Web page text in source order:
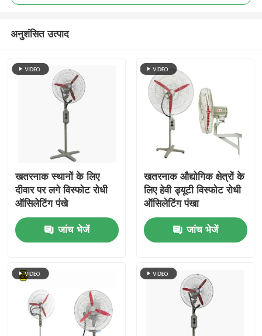
अनुशंसित उत्पाद
खतरनाक स्थानों के लिए
दीवार पर लगे विस्फोट रोधी
ऑसिलेटिंग पंखे
जांच भेजें
खतरनाक औद्योगिक क्षेत्रों के
लिए हेवी ड्यूटी विस्फोट रोधी
ऑसिलेटिंग पंखा
जांच भेजें